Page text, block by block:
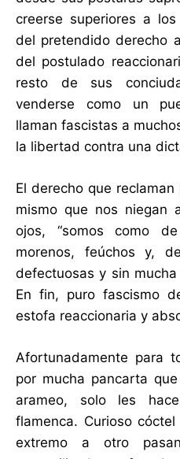
creerse superiores a
del pretendido derecho
del postulado
resto de sus
venderse como un
llaman fascistas a
la libertad contra una
El derecho que
mismo que nos niegan
ojos, “somos como
morenos, feúchos y,
defectuosas y sin mucha
En fin, puro fascismo
estofa reaccionaria y
Afortunadamente para
por mucha pancarta
arameo, solo les
flamenca. Curioso
extremo a otro